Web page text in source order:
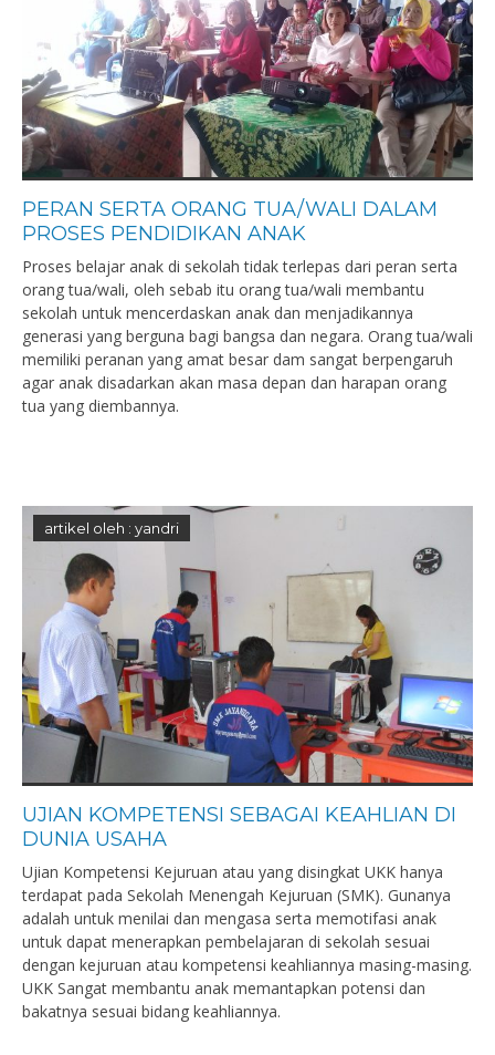
PERAN SERTA ORANG TUA/WALI DALAM
PROSES PENDIDIKAN ANAK
Proses belajar anak di sekolah tidak terlepas dari peran serta
orang tua/wali, oleh sebab itu orang tua/wali membantu
sekolah untuk mencerdaskan anak dan menjadikannya
generasi yang berguna bagi bangsa dan negara. Orang tua/wali
memiliki peranan yang amat besar dam sangat berpengaruh
agar anak disadarkan akan masa depan dan harapan orang
tua yang diembannya.
artikel oleh : yandri
UJIAN KOMPETENSI SEBAGAI KEAHLIAN DI
DUNIA USAHA
Ujian Kompetensi Kejuruan atau yang disingkat UKK hanya
terdapat pada Sekolah Menengah Kejuruan (SMK). Gunanya
adalah untuk menilai dan mengasa serta memotifasi anak
untuk dapat menerapkan pembelajaran di sekolah sesuai
dengan kejuruan atau kompetensi keahliannya masing-masing.
UKK Sangat membantu anak memantapkan potensi dan
bakatnya sesuai bidang keahliannya.